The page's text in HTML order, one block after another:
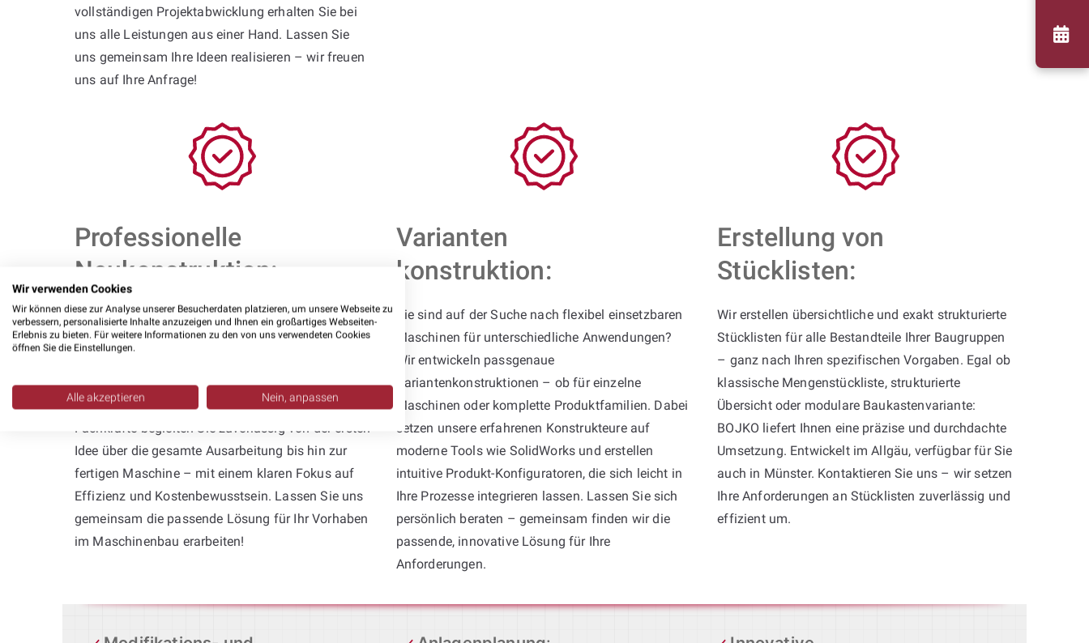
vollständigen Projektabwicklung erhalten Sie bei
uns alle Leistungen aus einer Hand. Lassen Sie
uns gemeinsam Ihre Ideen realisieren – wir freuen
uns auf Ihre Anfrage!
Professionelle
Neukonstruktion:
Benötigen Sie eine speziell konstruierte Maschine
für Ihr Projekt? BOJKO bietet Ihnen durchdachte
Konstruktionslösungen im Bereich der
Einzelteilentwicklung. Unsere erfahrenen
Fachkräfte begleiten Sie zuverlässig von der ersten
Idee über die gesamte Ausarbeitung bis hin zur
fertigen Maschine – mit einem klaren Fokus auf
Effizienz und Kostenbewusstsein. Lassen Sie uns
gemeinsam die passende Lösung für Ihr Vorhaben
im Maschinenbau erarbeiten!
Varianten
konstruktion:
Sie sind auf der Suche nach flexibel einsetzbaren
Maschinen für unterschiedliche Anwendungen?
Wir entwickeln passgenaue
Variantenkonstruktionen – ob für einzelne
Maschinen oder komplette Produktfamilien. Dabei
setzen unsere erfahrenen Konstrukteure auf
moderne Tools wie SolidWorks und erstellen
intuitive Produkt-Konfiguratoren, die sich leicht in
Ihre Prozesse integrieren lassen. Lassen Sie sich
persönlich beraten – gemeinsam finden wir die
passende, innovative Lösung für Ihre
Anforderungen.
Erstellung von
Stücklisten:
Wir erstellen übersichtliche und exakt strukturierte
Stücklisten für alle Bestandteile Ihrer Baugruppen
– ganz nach Ihren spezifischen Vorgaben. Egal ob
klassische Mengenstückliste, strukturierte
Übersicht oder modulare Baukastenvariante:
BOJKO liefert Ihnen eine präzise und durchdachte
Umsetzung. Entwickelt im Allgäu, verfügbar für Sie
auch in Münster. Kontaktieren Sie uns – wir setzen
Ihre Anforderungen an Stücklisten zuverlässig und
effizient um.
Wir verwenden Cookies
Wir können diese zur Analyse unserer Besucherdaten platzieren, um unsere Webseite zu
verbessern, personalisierte Inhalte anzuzeigen und Ihnen ein großartiges Webseiten-
Erlebnis zu bieten. Für weitere Informationen zu den von uns verwendeten Cookies
öffnen Sie die Einstellungen.
Alle akzeptieren Nein, anpassen